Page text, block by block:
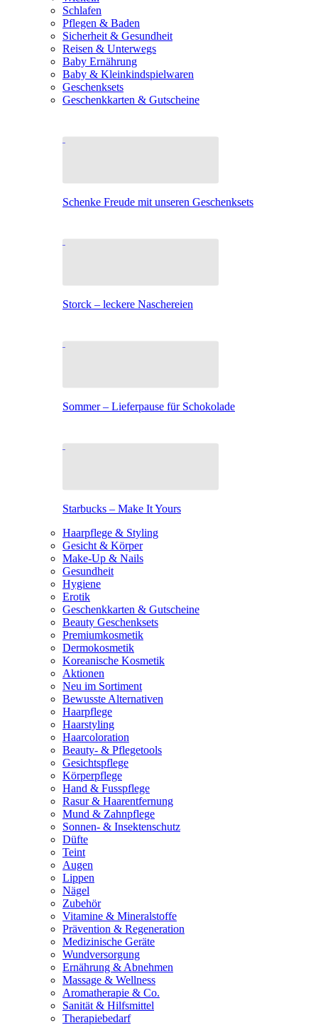
Schlafen
Pflegen & Baden
Sicherheit & Gesundheit
Reisen & Unterwegs
Baby Ernährung
Baby & Kleinkindspielwaren
Geschenksets
Geschenkkarten & Gutscheine
Schenke Freude mit unseren Geschenksets
Storck – leckere Naschereien
Sommer – Lieferpause für Schokolade
Starbucks – Make It Yours
Haarpflege & Styling
Gesicht & Körper
Make-Up & Nails
Gesundheit
Hygiene
Erotik
Geschenkkarten & Gutscheine
Beauty Geschenksets
Premiumkosmetik
Dermokosmetik
Koreanische Kosmetik
Aktionen
Neu im Sortiment
Bewusste Alternativen
Haarpflege
Haarstyling
Haarcoloration
Beauty- & Pflegetools
Gesichtspflege
Körperpflege
Hand & Fusspflege
Rasur & Haarentfernung
Mund & Zahnpflege
Sonnen- & Insektenschutz
Düfte
Teint
Augen
Lippen
Nägel
Zubehör
Vitamine & Mineralstoffe
Prävention & Regeneration
Medizinische Geräte
Wundversorgung
Ernährung & Abnehmen
Massage & Wellness
Aromatherapie & Co.
Sanität & Hilfsmittel
Therapiebedarf